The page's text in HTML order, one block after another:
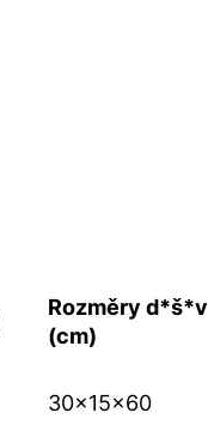
Rozměry d*š*v
(cm)
30x15x60